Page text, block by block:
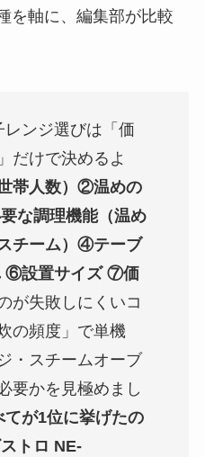
を軸に、編集部が比較
レンジ選びは「価
だけで決めるよ
帯人数）②温めの
な調理機能（温め
チーム）④テーブ
⑥設置サイズ ⑦価
が失敗しにくいコ
の頻度」で単機
・スチームオーブ
要かを見極めまし
が1位に挙げたの
トロ NE-